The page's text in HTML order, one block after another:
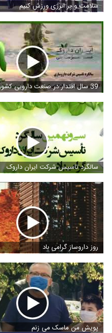
سلامت و پر انرژی ورزش کنیم
39 سال اقتدار در صنعت دارویی کشور
سالگرد تاسیس شرکت ایران داروک
روز داروساز گرامی باد
پویش من ماسک می زنم